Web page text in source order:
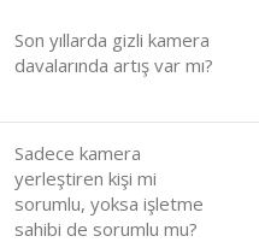
Son yıllarda gizli kamera
davalarında artış var mı?
Sadece kamera
yerleştiren kişi mi
sorumlu, yoksa işletme
sahibi de sorumlu mu?